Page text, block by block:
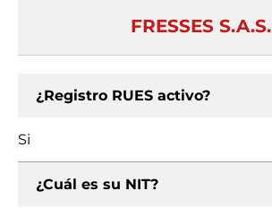
FRESSES S.A.S.
¿Registro RUES activo?
Si
¿Cuál es su NIT?